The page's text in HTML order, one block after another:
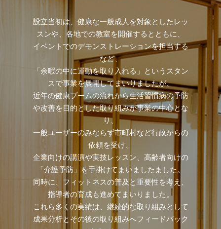
設立当初は、健康な一般成人を対象としたレッ
スンや、各地での教室を開催するとともに、
イベントでのデモンストレーションを担当する
など、
「余暇の中に運動を取り入れる」というスタン
スで事業を展開してまいりましたが、
近年の健康ブームの流れから生活習慣病の予防
や改善を目的とした取り組みが事業の中心とな
り、
一般ユーザーのみならず市町村など行政からの
依頼を受け、
企業向けの講演や実技レッスン、高齢者向けの
「介護予防」を手掛けてまいましたました。
同時に、フィットネスの普及と重要性を考え、
指導者の育成も進めてまいりました。
これら多くの実績は、継続的な取り組みとして
成果分析とその後の取り組みへフィードバック